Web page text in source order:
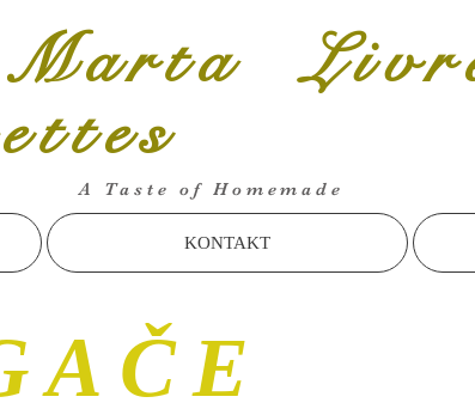
Marta
A Taste of Homemade
KONTAKT